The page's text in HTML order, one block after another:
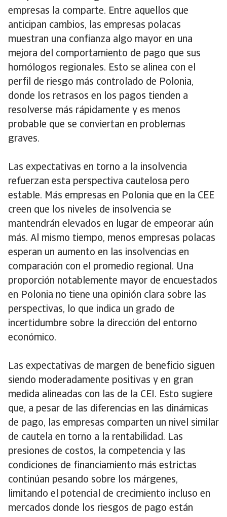
empresas la comparte. Entre aquellos que
anticipan cambios, las empresas polacas
muestran una confianza algo mayor en una
mejora del comportamiento de pago que sus
homólogos regionales. Esto se alinea con el
perfil de riesgo más controlado de Polonia,
donde los retrasos en los pagos tienden a
resolverse más rápidamente y es menos
probable que se conviertan en problemas
graves.
Las expectativas en torno a la insolvencia
refuerzan esta perspectiva cautelosa pero
estable. Más empresas en Polonia que en la CEE
creen que los niveles de insolvencia se
mantendrán elevados en lugar de empeorar aún
más. Al mismo tiempo, menos empresas polacas
esperan un aumento en las insolvencias en
comparación con el promedio regional. Una
proporción notablemente mayor de encuestados
en Polonia no tiene una opinión clara sobre las
perspectivas, lo que indica un grado de
incertidumbre sobre la dirección del entorno
económico.
Las expectativas de margen de beneficio siguen
siendo moderadamente positivas y en gran
medida alineadas con las de la CEI. Esto sugiere
que, a pesar de las diferencias en las dinámicas
de pago, las empresas comparten un nivel similar
de cautela en torno a la rentabilidad. Las
presiones de costos, la competencia y las
condiciones de financiamiento más estrictas
continúan pesando sobre los márgenes,
limitando el potencial de crecimiento incluso en
mercados donde los riesgos de pago están